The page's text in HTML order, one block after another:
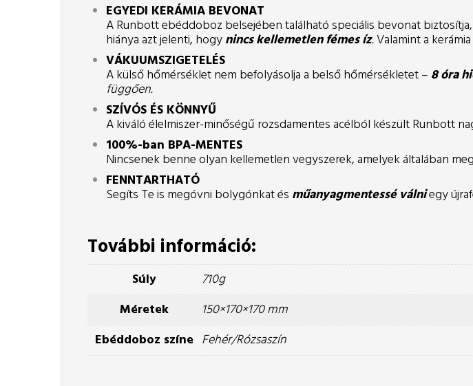
EGYEDI KERÁMIA BEVONAT
A Runbott ebéddoboz belsejében található speciális bevonat
hiánya azt jelenti, hogynincs kellemetlen fémes íz.Valamint a
VÁKUUMSZIGETELÉS
A külső hőmérséklet nem befolyásolja a belső hőmérsékletet – 8 óra
függően.
SZÍVÓS ÉS KÖNNYŰ
A kiváló élelmiszer-minőségű rozsdamentes acélból készült Runbott
100%-ban BPA-MENTES
Nincsenek benne olyan kellemetlen vegyszerek, amelyek általában
FENNTARTHATÓ
Segíts Te is megóvni bolygónkat és műanyagmentessé válniegy
További információ:
Súly
710g
Méretek
150×170×170 mm
Ebéddoboz színe Fehér/Rózsaszín